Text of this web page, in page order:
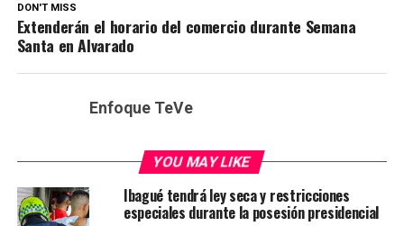
DON'T MISS
Extenderán el horario del comercio durante Semana
Santa en Alvarado
Enfoque TeVe
YOU MAY LIKE
Ibagué tendrá ley seca y restricciones
especiales durante la posesión presidencial